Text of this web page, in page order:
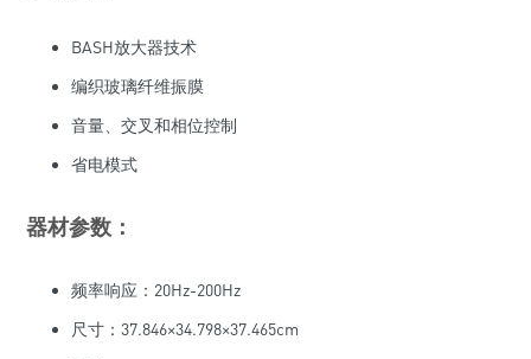
BASH放大器技术
编织玻璃纤维振膜
音量、交叉和相位控制
省电模式
器材参数：
频率响应：20Hz-200Hz
尺寸：37.846×34.798×37.465cm